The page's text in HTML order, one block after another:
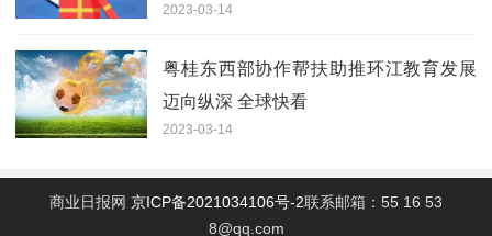
2023-03-14
粤桂东西部协作帮扶助推环江教育发展
迈向纵深 全球快看
2023-03-14
商业日报网 京ICP备2021034106号-2联系邮箱：55 16 53
8@qq.com